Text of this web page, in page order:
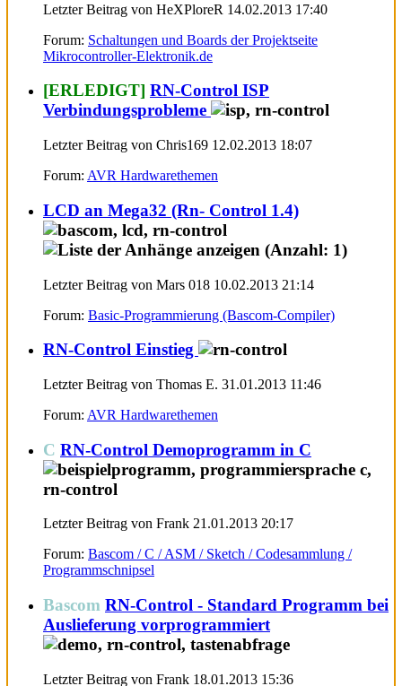
Letzter Beitrag von HeXPloreR 14.02.2013 17:40
Forum: Schaltungen und Boards der Projektseite
Mikrocontroller-Elektronik.de
[ERLEDIGT] RN-Control ISP
Verbindungsprobleme
Letzter Beitrag von Chris169 12.02.2013 18:07
Forum: AVR Hardwarethemen
LCD an Mega32 (Rn- Control 1.4)
Letzter Beitrag von Mars 018 10.02.2013 21:14
Forum: Basic-Programmierung (Bascom-Compiler)
RN-Control Einstieg
Letzter Beitrag von Thomas E. 31.01.2013 11:46
Forum: AVR Hardwarethemen
C RN-Control Demoprogramm in C
Letzter Beitrag von Frank 21.01.2013 20:17
Forum: Bascom / C / ASM / Sketch / Codesammlung /
Programmschnipsel
Bascom RN-Control - Standard Programm bei
Auslieferung vorprogrammiert
Letzter Beitrag von Frank 18.01.2013 15:36